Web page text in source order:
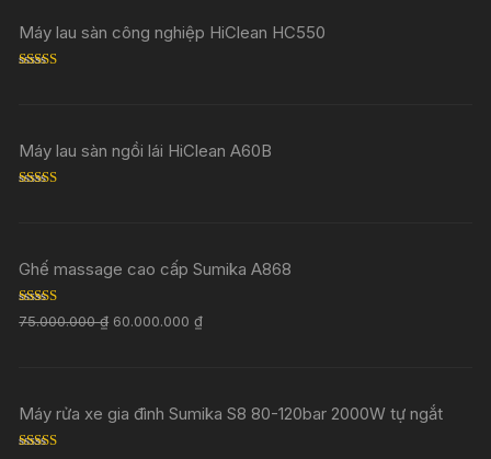
Máy lau sàn công nghiệp HiClean HC550
Máy lau sàn ngồi lái HiClean A60B
Ghế massage cao cấp Sumika A868
Rated5.00
out of 5
75.000.000₫ 60.000.000₫
Máy rửa xe gia đình Sumika S8 80-120bar 2000W tự ngắt